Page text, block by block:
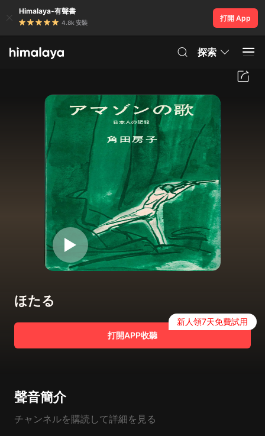
Himalaya-有聲書
4.8k 安裝
打開 App
探索
ほたる
打開APP收聽
新人領7天免費試用
聲音簡介
チャンネルを購読して詳細を見る